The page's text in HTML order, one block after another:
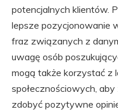
potencjalnych klientów.
lepsze pozycjonowanie
fraz związanych z
uwagę osób
mogą także korzystać z
społecznościowych,
zdobyć pozytywne